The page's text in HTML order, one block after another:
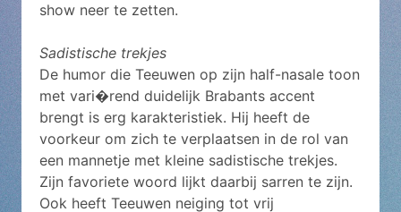
show neer te zetten.
Sadistische trekjes
De humor die Teeuwen op zijn half-nasale toon
met vari�rend duidelijk Brabants accent
brengt is erg karakteristiek. Hij heeft de
voorkeur om zich te verplaatsen in de rol van
een mannetje met kleine sadistische trekjes.
Zijn favoriete woord lijkt daarbij sarren te zijn.
Ook heeft Teeuwen neiging tot vrij